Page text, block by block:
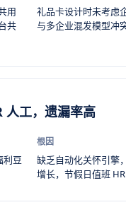
用
共
礼品卡设计时未考虑
与多企业混发模型冲
人工，遗漏率高
利豆
根因
缺乏自动化关怀引擎
增长，节假日值班